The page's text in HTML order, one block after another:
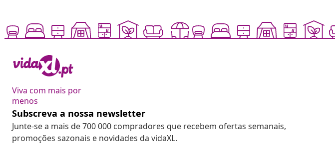
Viva com mais por
menos
Subscreva a nossa newsletter
Junte-se a mais de 700 000 compradores que recebem ofertas semanais,
promoções sazonais e novidades da vidaXL.